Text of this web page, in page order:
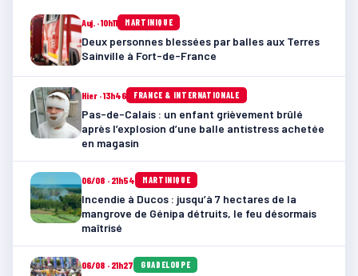
Auj. · 10h11 MARTINIQUE
Deux personnes blessées par balles aux Terres
Sainville à Fort-de-France
Hier · 13h46 FRANCE & INTERNATIONALE
Pas-de-Calais : un enfant grièvement brûlé
après l’explosion d’une balle antistress achetée
en magasin
06/08 · 21h54 MARTINIQUE
Incendie à Ducos : jusqu’à 7 hectares de la
mangrove de Génipa détruits, le feu désormais
maîtrisé
06/08 · 21h27 GUADELOUPE